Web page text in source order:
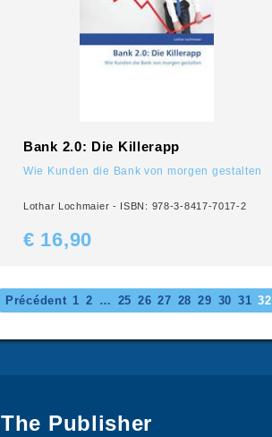
Bank 2.0: Die Killerapp
Wie Kunden die Bank von morgen gestalten
Lothar Lochmaier - ISBN: 978-3-8417-7017-2
€ 16,90
Précédent 1 2 … 25 26 27 28 29 30 31 32
The Publisher